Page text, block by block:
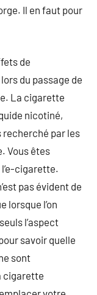
Il en faut pour
de
du passage de
La cigarette
nicotiné,
par les
Vous êtes
cigarette.
pas évident de
lorsque l’on
l’aspect
savoir quelle
sont
cigarette